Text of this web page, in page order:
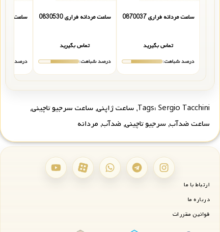
ساعت مردانه فراری 0870037
تماس بگیرید
درصد شباهت:
ساعت مردانه فراری 0830530
تماس بگیرید
درصد شباهت:
ساعت مردانه
درصد
Tags: Sergio Tacchini
, ساعت ژاپنی, ساعت سرجیو تاچینی,
ساعت ضدآب, سرجیو تاچینی, ضدآب, مردانه
ارتباط با ما
درباره ما
قوانین مقررات